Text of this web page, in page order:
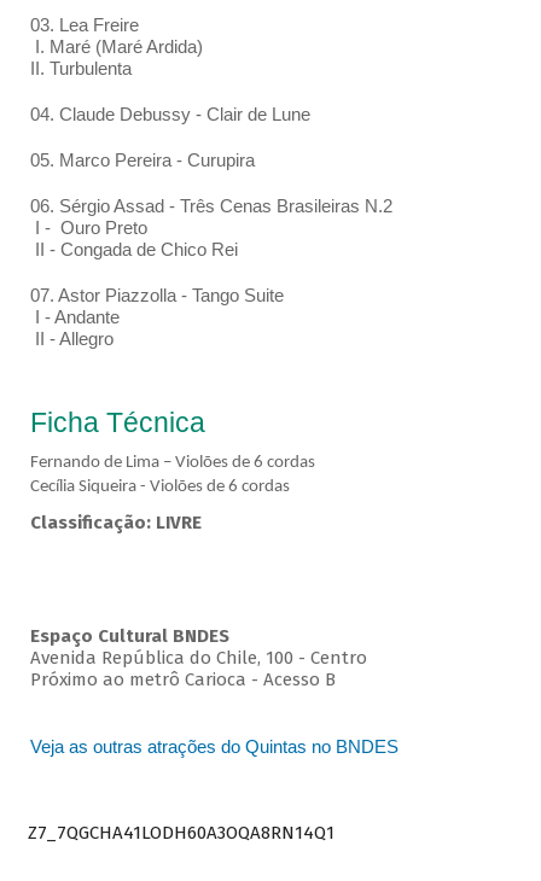
03. Lea Freire
I. Maré (Maré Ardida)
II. Turbulenta
04. Claude Debussy - Clair de Lune
05. Marco Pereira - Curupira
06. Sérgio Assad - Três Cenas Brasileiras N.2
I - Ouro Preto
II - Congada de Chico Rei
07. Astor Piazzolla - Tango Suite
I - Andante
II - Allegro
Ficha Técnica
Fernando de Lima – Violões de 6 cordas
Cecília Siqueira - Violões de 6 cordas
Classificação: LIVRE
Espaço Cultural BNDES
Avenida República do Chile, 100 - Centro
Próximo ao metrô Carioca - Acesso B
Veja as outras atrações do Quintas no BNDES
Z7_7QGCHA41LODH60A3OQA8RN14Q1